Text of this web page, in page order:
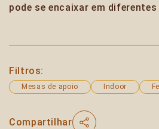
pode se encaixar em
Filtros:
Mesas de apoio Indoor
Compartilhar